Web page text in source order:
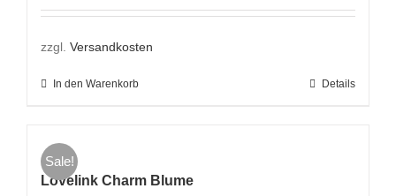
war:
19,33 €
ist:
13,45 €.
zzgl. Versandkosten
In den Warenkorb Details
Sale!
Lovelink Charm Blume